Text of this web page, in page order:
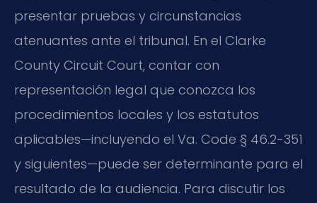
presentar pruebas y circunstancias
atenuantes ante el tribunal. En el Clarke
County Circuit Court, contar con
representación legal que conozca los
procedimientos locales y los estatutos
aplicables—incluyendo el Va. Code § 46.2-351
y siguientes—puede ser determinante para el
resultado de la audiencia. Para discutir los